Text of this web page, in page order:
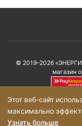
© 2019–2026
магазин
Этот веб-сайт
максимально
Узнать больше